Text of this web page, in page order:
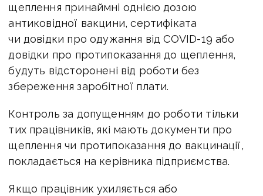
щеплення принаймні однією дозою
антиковідної вакцини, сертифіката
чи довідки про одужання від COVID-19 або
довідки про протипоказання до щеплення,
будуть відсторонені від роботи без
збереження заробітної плати.
Контроль за допущенням до роботи тільки
тих працівників, які мають документи про
щеплення чи протипоказання до вакцинації,
покладається на керівника підприємства.
Якщо працівник ухиляється або